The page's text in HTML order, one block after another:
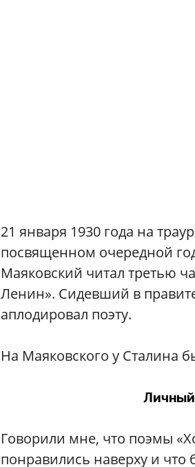
21 января 1930 года на
посвященном очередной
Маяковский читал третью
Ленин». Сидевший в
аплодировал поэту.
На Маяковского у Сталина
Говорили мне, что поэмы
понравились наверху и